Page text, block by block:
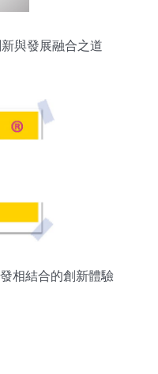
與發展融合之道
相結合的創新體驗